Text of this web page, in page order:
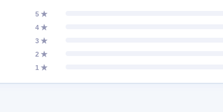
5 ★
4 ★
3 ★
2 ★
1 ★